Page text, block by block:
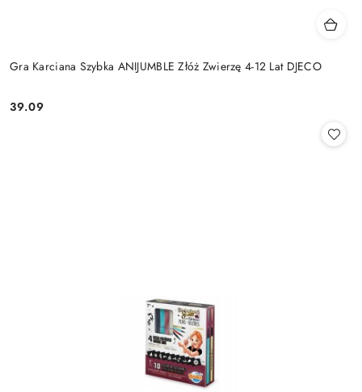
Gra Karciana Szybka ANIJUMBLE Złóż Zwierzę 4-12 Lat DJECO
Cena:
39.09